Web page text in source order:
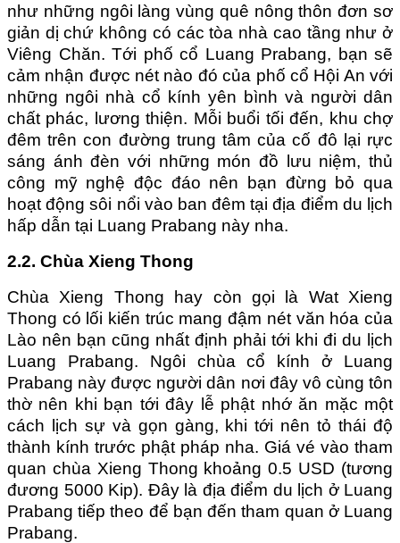
như những ngôi làng vùng quê nông thôn đơn sơ
giản dị chứ không có các tòa nhà cao tầng như ở
Viêng Chăn. Tới phố cổ Luang Prabang, bạn sẽ
cảm nhận được nét nào đó của phố cổ Hội An với
những ngôi nhà cổ kính yên bình và người dân
chất phác, lương thiện. Mỗi buổi tối đến, khu chợ
đêm trên con đường trung tâm của cố đô lại rực
sáng ánh đèn với những món đồ lưu niệm, thủ
công mỹ nghệ độc đáo nên bạn đừng bỏ qua
hoạt động sôi nổi vào ban đêm tại địa điểm du lịch
hấp dẫn tại Luang Prabang này nha.
2.2. Chùa Xieng Thong
Chùa Xieng Thong hay còn gọi là Wat Xieng
Thong có lối kiến trúc mang đậm nét văn hóa của
Lào nên bạn cũng nhất định phải tới khi đi du lịch
Luang Prabang. Ngôi chùa cổ kính ở Luang
Prabang này được người dân nơi đây vô cùng tôn
thờ nên khi bạn tới đây lễ phật nhớ ăn mặc một
cách lịch sự và gọn gàng, khi tới nên tỏ thái độ
thành kính trước phật pháp nha. Giá vé vào tham
quan chùa Xieng Thong khoảng 0.5 USD (tương
đương 5000 Kip). Đây là địa điểm du lịch ở Luang
Prabang tiếp theo để bạn đến tham quan ở Luang
Prabang.